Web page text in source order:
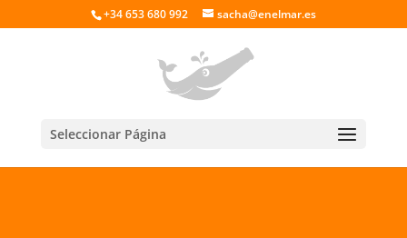
+34 653 680 992 sacha@enelmar.es
Seleccionar Página